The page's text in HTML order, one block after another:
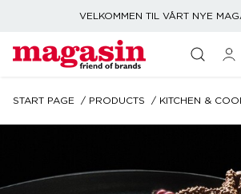
VELKOMMEN TIL VÅRT NYE
START PAGE PRODUCTS KITCHEN &